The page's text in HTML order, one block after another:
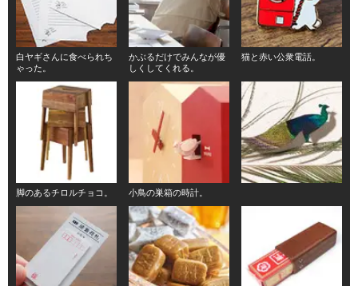
白ヤギさんに食べられち
ゃった。
かぶるだけでみんなが優
しくしてくれる。
猫と赤い公衆電話。
脚のあるチロルチョコ。 小鳥の巣箱の時計。